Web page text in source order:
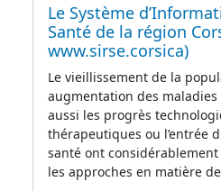
Le Système
Santé de la région
www.sirse.corsica)
Le vieillissement de la
augmentation des
aussi les progrès
thérapeutiques ou l’entrée
santé ont
les approches en matière